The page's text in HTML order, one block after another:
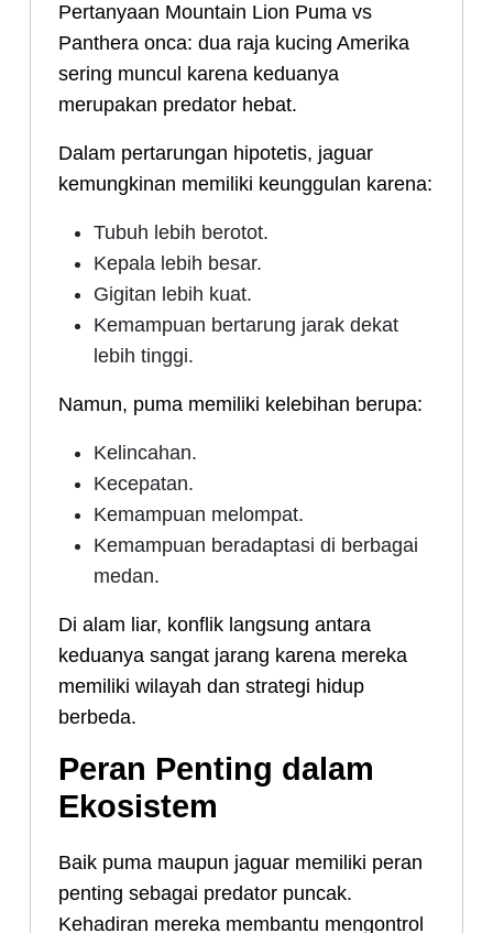
Pertanyaan Mountain Lion Puma vs
Panthera onca: dua raja kucing Amerika
sering muncul karena keduanya
merupakan predator hebat.
Dalam pertarungan hipotetis, jaguar
kemungkinan memiliki keunggulan karena:
Tubuh lebih berotot.
Kepala lebih besar.
Gigitan lebih kuat.
Kemampuan bertarung jarak dekat
lebih tinggi.
Namun, puma memiliki kelebihan berupa:
Kelincahan.
Kecepatan.
Kemampuan melompat.
Kemampuan beradaptasi di berbagai
medan.
Di alam liar, konflik langsung antara
keduanya sangat jarang karena mereka
memiliki wilayah dan strategi hidup
berbeda.
Peran Penting dalam
Ekosistem
Baik puma maupun jaguar memiliki peran
penting sebagai predator puncak.
Kehadiran mereka membantu mengontrol